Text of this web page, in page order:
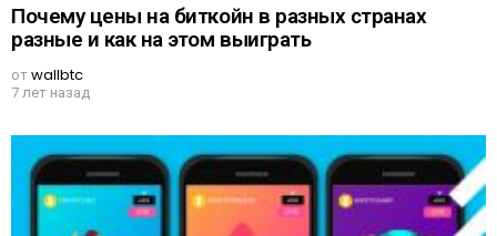
Почему цены на биткойн в разных странах
разные и как на этом выиграть
отwallbtc
7 лет назад